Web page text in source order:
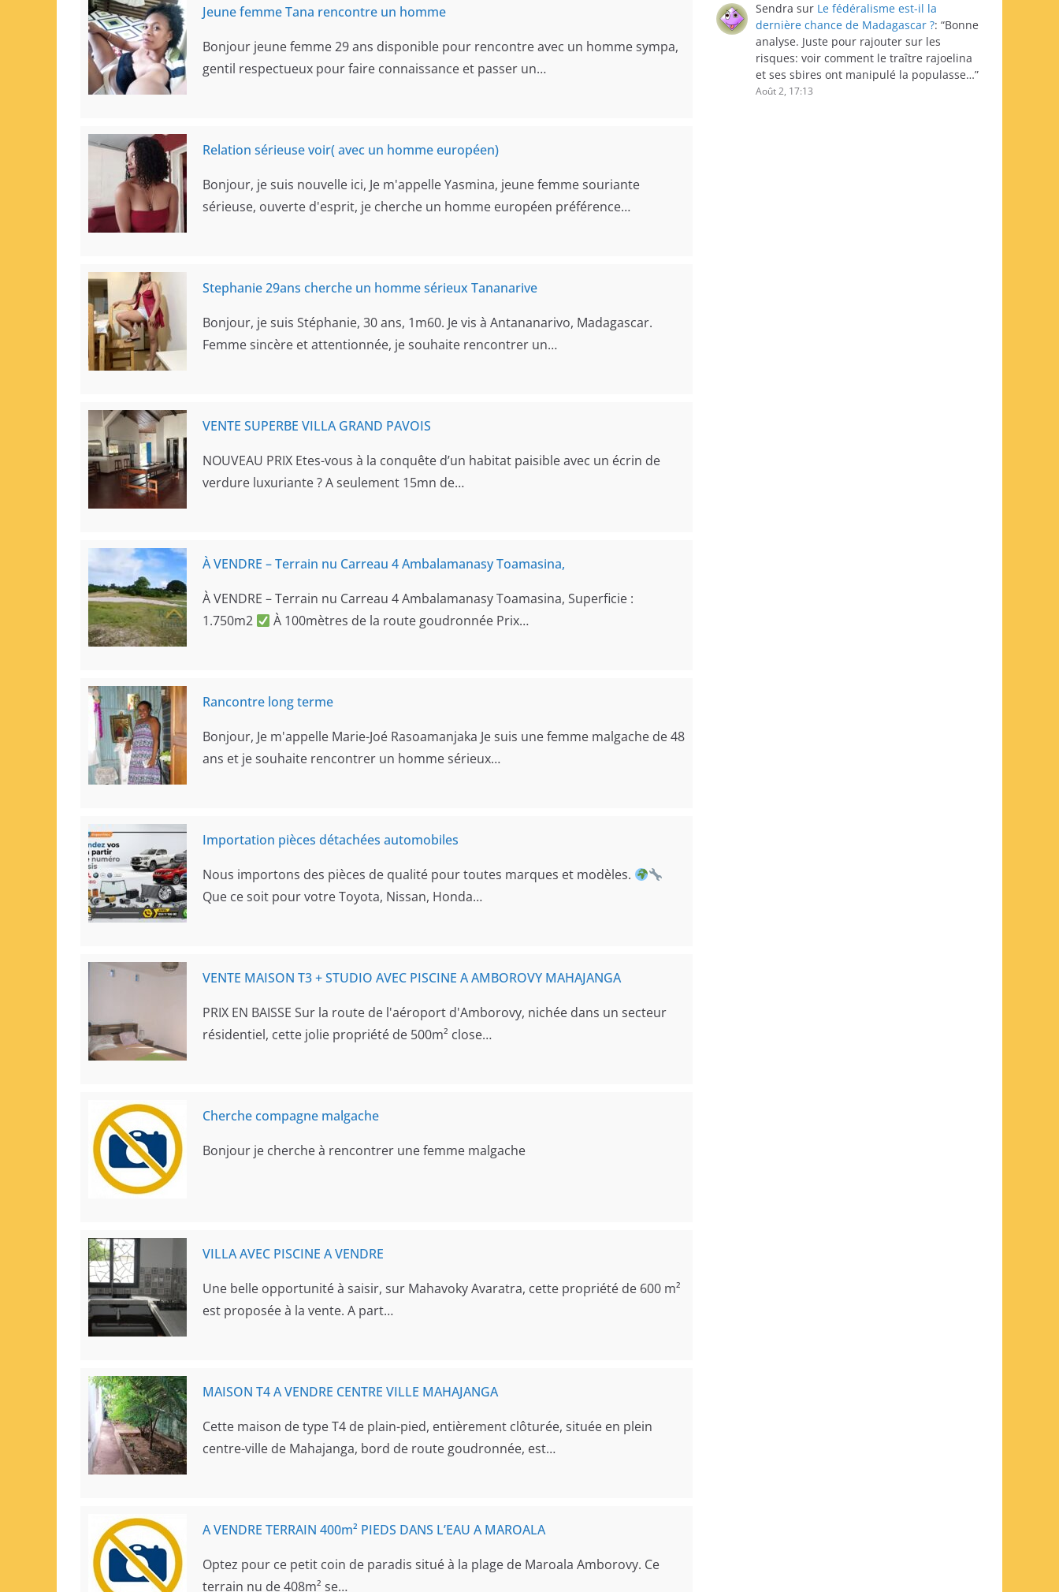
Jeune femme Tana rencontre un homme
Bonjour jeune femme 29 ans disponible pour rencontre avec un homme sympa,
gentil respectueux pour faire connaissance et passer un…
Relation sérieuse voir( avec un homme européen)
Bonjour, je suis nouvelle ici, Je m'appelle Yasmina, jeune femme souriante
sérieuse, ouverte d'esprit, je cherche un homme européen préférence…
Stephanie 29ans cherche un homme sérieux Tananarive
Bonjour, je suis Stéphanie, 30 ans, 1m60. Je vis à Antananarivo, Madagascar.
Femme sincère et attentionnée, je souhaite rencontrer un…
VENTE SUPERBE VILLA GRAND PAVOIS
NOUVEAU PRIX Etes-vous à la conquête d’un habitat paisible avec un écrin de
verdure luxuriante ? A seulement 15mn de…
À VENDRE – Terrain nu Carreau 4 Ambalamanasy Toamasina,
À VENDRE – Terrain nu Carreau 4 Ambalamanasy Toamasina, Superficie :
1.750m2
À 100mètres de la route goudronnée Prix…
Rancontre long terme
Bonjour, Je m'appelle Marie-Joé Rasoamanjaka Je suis une femme malgache de 48
ans et je souhaite rencontrer un homme sérieux…
Importation pièces détachées automobiles
Nous importons des pièces de qualité pour toutes marques et modèles.
Que ce soit pour votre Toyota, Nissan, Honda…
VENTE MAISON T3 + STUDIO AVEC PISCINE A AMBOROVY MAHAJANGA
PRIX EN BAISSE Sur la route de l'aéroport d'Amborovy, nichée dans un secteur
résidentiel, cette jolie propriété de 500m² close…
Cherche compagne malgache
Bonjour je cherche à rencontrer une femme malgache
VILLA AVEC PISCINE A VENDRE
Une belle opportunité à saisir, sur Mahavoky Avaratra, cette propriété de 600 m²
est proposée à la vente. A part…
MAISON T4 A VENDRE CENTRE VILLE MAHAJANGA
Cette maison de type T4 de plain-pied, entièrement clôturée, située en plein
centre-ville de Mahajanga, bord de route goudronnée, est…
A VENDRE TERRAIN 400m² PIEDS DANS L’EAU A MAROALA
Optez pour ce petit coin de paradis situé à la plage de Maroala Amborovy. Ce
terrain nu de 408m² se…
Sendra sur Le fédéralisme est-il la
dernière chance de Madagascar ?: “Bonne
analyse. Juste pour rajouter sur les
risques: voir comment le traître rajoelina
et ses sbires ont manipulé la populasse…”
Août 2, 17:13